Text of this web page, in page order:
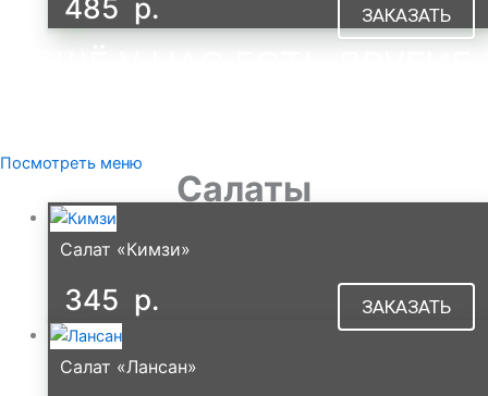
485 р. ЗАКАЗАТЬ
Посмотреть меню
Салаты
Салат «Кимзи»
345 р. ЗАКАЗАТЬ
Салат «Лансан»